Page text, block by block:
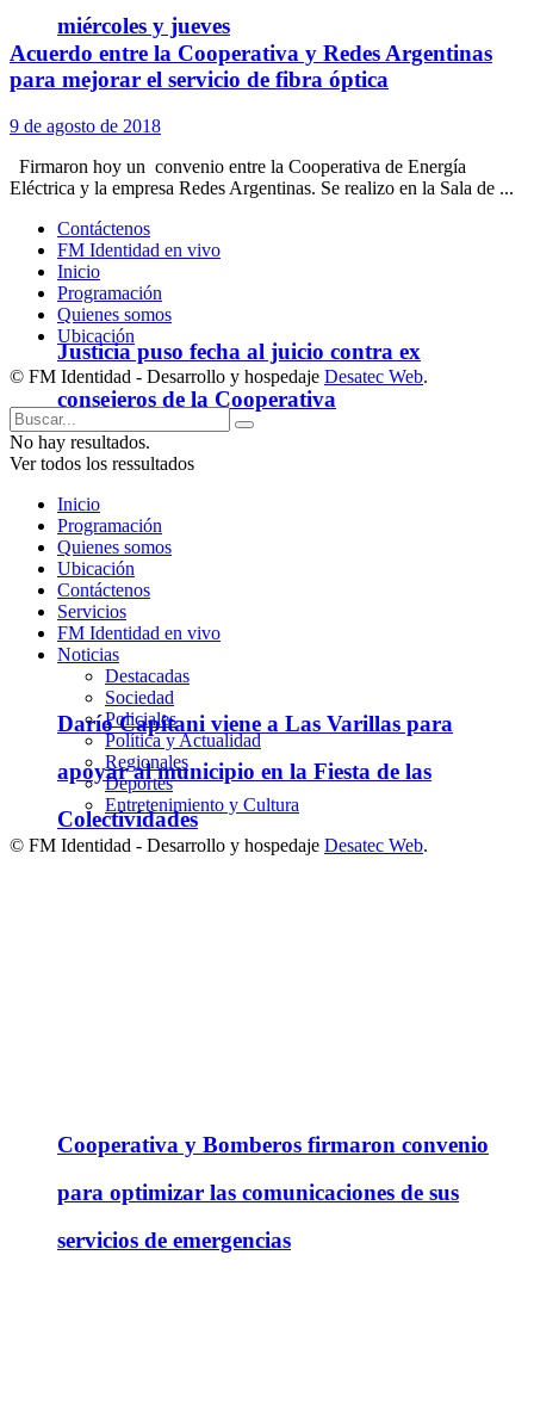
miércoles y jueves
Justicia puso fecha al juicio contra ex
consejeros de la Cooperativa
Darío Capitani viene a Las Varillas para
apoyar al municipio en la Fiesta de las
Colectividades
Cooperativa y Bomberos firmaron convenio
para optimizar las comunicaciones de sus
servicios de emergencias
Acuerdo entre la Cooperativa y Redes Argentinas
para mejorar el servicio de fibra óptica
9 de agosto de 2018
Firmaron hoy un convenio entre la Cooperativa de Energía
Eléctrica y la empresa Redes Argentinas. Se realizo en la Sala de ...
Contáctenos
FM Identidad en vivo
Inicio
Programación
Quienes somos
Ubicación
© FM Identidad - Desarrollo y hospedaje Desatec Web.
No hay resultados.
Ver todos los ressultados
Inicio
Programación
Quienes somos
Ubicación
Contáctenos
Servicios
FM Identidad en vivo
Noticias
Destacadas
Sociedad
Policiales
Política y Actualidad
Regionales
Deportes
Entretenimiento y Cultura
© FM Identidad - Desarrollo y hospedaje Desatec Web.